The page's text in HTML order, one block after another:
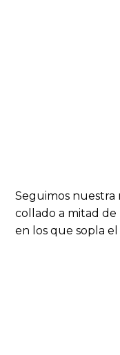
Seguimos nuestra
collado a mitad de
en los que sopla